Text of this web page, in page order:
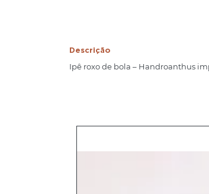
Descrição
Ipê roxo de bola – Handroanthus